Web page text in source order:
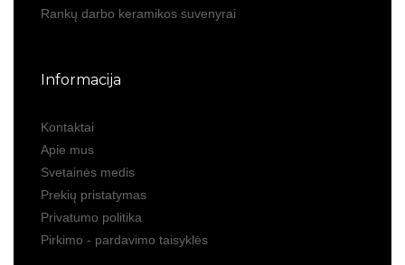
Rankų darbo keramikos suvenyrai
Informacija
Kontaktai
Apie mus
Svetainės medis
Prekių pristatymas
Privatumo politika
Pirkimo - pardavimo taisyklės